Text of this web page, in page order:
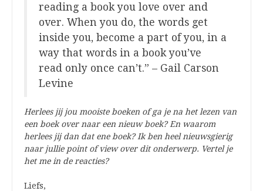
reading a book you love over and
over. When you do, the words get
inside you, become a part of you, in a
way that words in a book you’ve
read only once can’t.” – Gail Carson
Levine
Herlees jij jou mooiste boeken of ga je na het lezen van
een boek over naar een nieuw boek? En waarom
herlees jij dan dat ene boek? Ik ben heel nieuwsgierig
naar jullie point of view over dit onderwerp. Vertel je
het me in de reacties?
Liefs,